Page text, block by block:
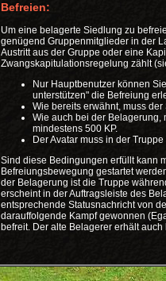
Befreien:
Um eine belagerte Siedlung zu
genügend Gruppenmitglieder in der
Austritt aus der Gruppe oder eine
Zwangskapitulationsregelung zählt
Nur Hauptbenutzer können
unterstützen" die Befreiung
Wie bereits erwähnt, muss
Wie auch bei der Belagerung,
mindestens 500 KP.
Der Avatar muss in der Truppe
Sind diese Bedingungen erfüllt kann
Befreiungsbewegung gestartet
der Belagerung ist die Truppe
erscheint in der Auftragsleiste des
entsprechende Statusnachricht von
darauffolgende Kampf gewonnen
befreit. Der alte Belagerer erhält